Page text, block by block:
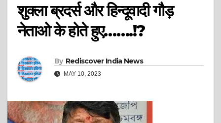
शुक्ला ब्रदर्स और हिन्दूवादी गौड़
नेताओ के होते हुए…….!?
By Rediscover India News
MAY 10, 2023